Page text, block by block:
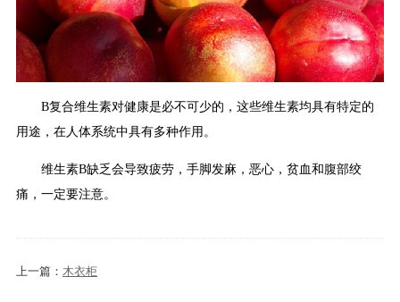
B复合维生素对健康是必不可少的，这些维生素均具有特定的
用途，在人体系统中具有多种作用。
维生素B缺乏会导致疲劳，手脚发麻，恶心，贫血和腹部绞
痛，一定要注意。
上一篇： 木衣柜